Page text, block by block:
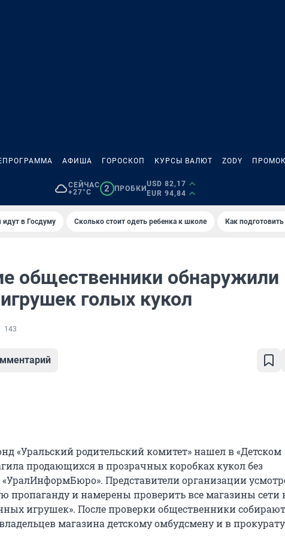
АФИША ГОРОСКОП КУРСЫ ВАЛЮТ ZODY
СЕЙЧАС
+27°C
2 ПРОБКИ
USD 82,17
EUR 94,84
в Госдуму Сколько стоит одеть ребенка к школе Как
общественники обнаружили
голых кукол
143
«Уральский родительский комитет» нашел в «Детском
продающихся в прозрачных коробках кукол без
Представители организации
пропаганду и намерены проверить все магазины сети
игрушек». После проверки общественники
магазина детскому омбудсмену и в